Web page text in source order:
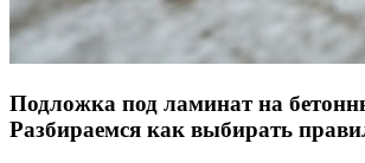
Подложка под ламинат на
Разбираемся как выбирать